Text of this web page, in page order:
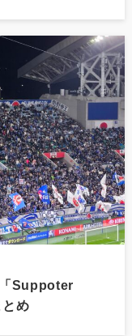
「Suppoter
め